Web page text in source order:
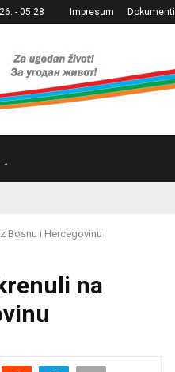
- 05:28 Impresum Dokumenti
Bosnu i Hercegovinu
na